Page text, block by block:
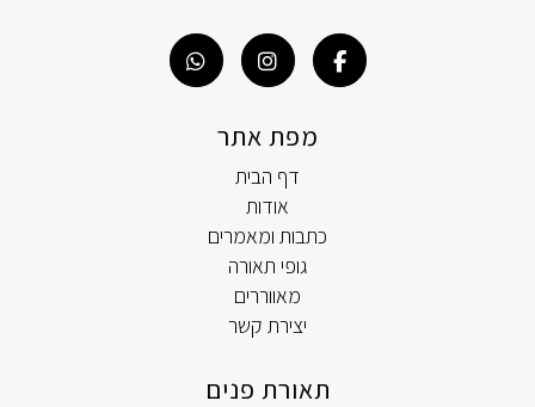
מפת אתר
דף הבית
אודות
כתבות ומאמרים
גופי תאורה
מאווררים
יצירת קשר
תאורת פנים